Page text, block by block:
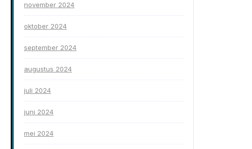
november 2024
oktober 2024
september 2024
augustus 2024
juli 2024
juni 2024
mei 2024